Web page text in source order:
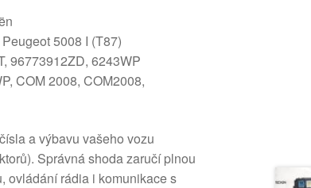
5008 I (T87)
96773912ZD, 6243WP
COM 2008, COM2008,
a výbavu vašeho vozu
Správná shoda zaručí plnou
ovládání rádia i komunikace s